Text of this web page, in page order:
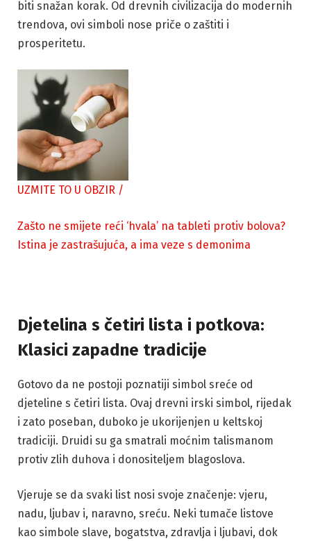
biti snažan korak. Od drevnih civilizacija do modernih
trendova, ovi simboli nose priče o zaštiti i
prosperitetu.
UZMITE TO U OBZIR /
Zašto ne smijete reći ‘hvala’ na tableti protiv bolova?
Istina je zastrašujuća, a ima veze s demonima
Djetelina s četiri lista i potkova:
Klasici zapadne tradicije
Gotovo da ne postoji poznatiji simbol sreće od
djeteline s četiri lista. Ovaj drevni irski simbol, rijedak
i zato poseban, duboko je ukorijenjen u keltskoj
tradiciji. Druidi su ga smatrali moćnim talismanom
protiv zlih duhova i donositeljem blagoslova.
Vjeruje se da svaki list nosi svoje značenje: vjeru,
nadu, ljubav i, naravno, sreću. Neki tumače listove
kao simbole slave, bogatstva, zdravlja i ljubavi, dok